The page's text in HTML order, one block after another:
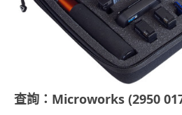
查詢：Microworks (2950